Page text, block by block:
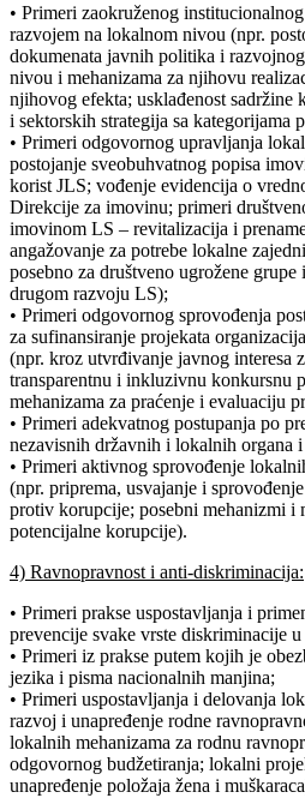
• Primeri zaokruženog
razvojem na lokalnom nivou (npr.
dokumenata javnih politika i
nivou i mehanizama za njihovu
njihovog efekta; usklađenost sadržine
i sektorskih strategija sa kategorijama
• Primeri odgovornog upravljanja
postojanje sveobuhvatnog popisa
korist JLS; vođenje evidencija o
Direkcije za imovinu; primeri
imovinom LS – revitalizacija i
angažovanje za potrebe lokalne
posebno za društveno ugrožene
drugom razvoju LS);
• Primeri odgovornog sprovođenja
za sufinansiranje projekata
(npr. kroz utvrđivanje javnog interesa
transparentnu i inkluzivnu konkursnu
mehanizama za praćenje i evaluaciju
• Primeri adekvatnog postupanja po
nezavisnih državnih i lokalnih organa i
• Primeri aktivnog sprovođenje
(npr. priprema, usvajanje i
protiv korupcije; posebni mehanizmi i
potencijalne korupcije).
4) Ravnopravnost i anti-diskriminacija:
• Primeri prakse uspostavljanja i
prevencije svake vrste diskriminacije
• Primeri iz prakse putem kojih je
jezika i pisma nacionalnih manjina;
• Primeri uspostavljanja i delovanja
razvoj i unapređenje rodne
lokalnih mehanizama za rodnu
odgovornog budžetiranja; lokalni
unapređenje položaja žena i